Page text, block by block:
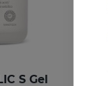
S Gel